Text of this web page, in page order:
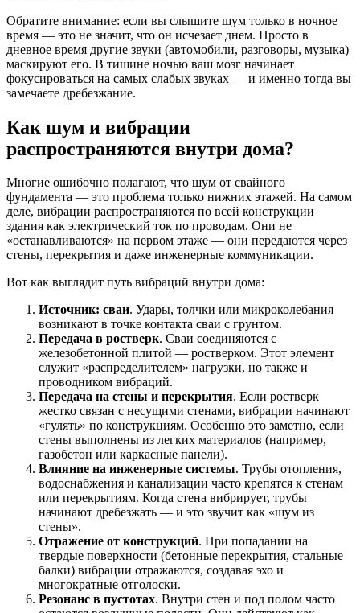
Обратите внимание: если вы слышите шум только в ночное
время — это не значит, что он исчезает днем. Просто в
дневное время другие звуки (автомобили, разговоры, музыка)
маскируют его. В тишине ночью ваш мозг начинает
фокусироваться на самых слабых звуках — и именно тогда вы
замечаете дребезжание.
Как шум и вибрации
распространяются внутри дома?
Многие ошибочно полагают, что шум от свайного
фундамента — это проблема только нижних этажей. На самом
деле, вибрации распространяются по всей конструкции
здания как электрический ток по проводам. Они не
«останавливаются» на первом этаже — они передаются через
стены, перекрытия и даже инженерные коммуникации.
Вот как выглядит путь вибраций внутри дома:
Источник: сваи. Удары, толчки или микроколебания
возникают в точке контакта сваи с грунтом.
Передача в ростверк. Сваи соединяются с
железобетонной плитой — ростверком. Этот элемент
служит «распределителем» нагрузки, но также и
проводником вибраций.
Передача на стены и перекрытия. Если ростверк
жестко связан с несущими стенами, вибрации начинают
«гулять» по конструкциям. Особенно это заметно, если
стены выполнены из легких материалов (например,
газобетон или каркасные панели).
Влияние на инженерные системы. Трубы отопления,
водоснабжения и канализации часто крепятся к стенам
или перекрытиям. Когда стена вибрирует, трубы
начинают дребезжать — и это звучит как «шум из
стены».
Отражение от конструкций. При попадании на
твердые поверхности (бетонные перекрытия, стальные
балки) вибрации отражаются, создавая эхо и
многократные отголоски.
Резонанс в пустотах. Внутри стен и под полом часто